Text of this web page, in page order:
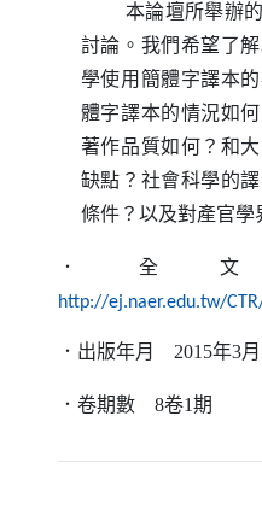
本論壇所舉辦的
討論。我們希望了
學使用簡體字譯本
體字譯本的情況如
著作品質如何？和
缺點？社會科學的
條件？以及對產官學
．全
http://ej.naer.edu.tw/
．出版年月 2015年3月
．卷期數 8卷1期